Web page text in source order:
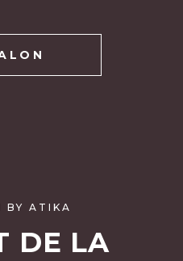
BY ATIKA
DE LA